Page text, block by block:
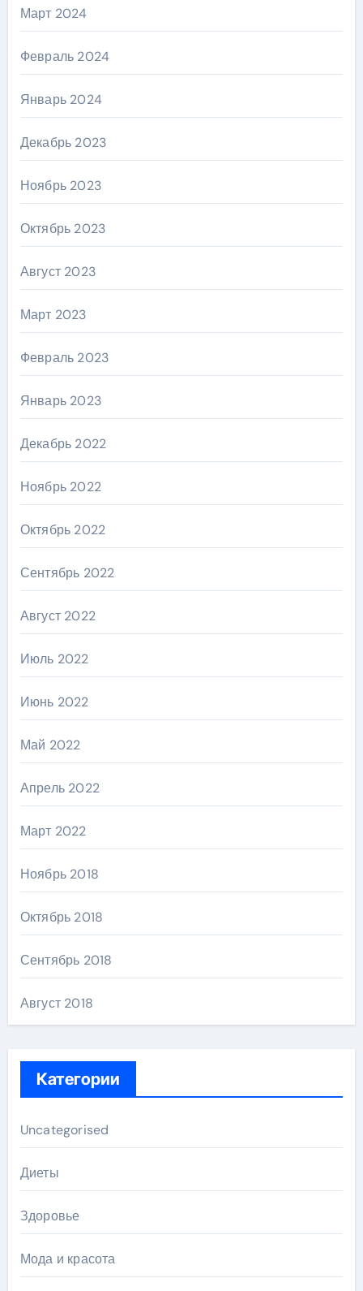
Март 2024
Февраль 2024
Январь 2024
Декабрь 2023
Ноябрь 2023
Октябрь 2023
Август 2023
Март 2023
Февраль 2023
Январь 2023
Декабрь 2022
Ноябрь 2022
Октябрь 2022
Сентябрь 2022
Август 2022
Июль 2022
Июнь 2022
Май 2022
Апрель 2022
Март 2022
Ноябрь 2018
Октябрь 2018
Сентябрь 2018
Август 2018
Категории
Uncategorised
Диеты
Здоровье
Мода и красота